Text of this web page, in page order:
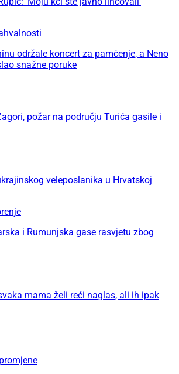
održale koncert za pamćenje, a Neno
snažne poruke
požar na području Turića gasile i
veleposlanika u Hrvatskoj
i Rumunjska gase rasvjetu zbog
mama želi reći naglas, ali ih ipak